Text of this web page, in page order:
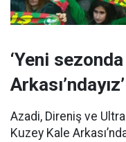
‘Yeni
Arkası’ndayız’
Azadi, Direniş ve
Kuzey Kale